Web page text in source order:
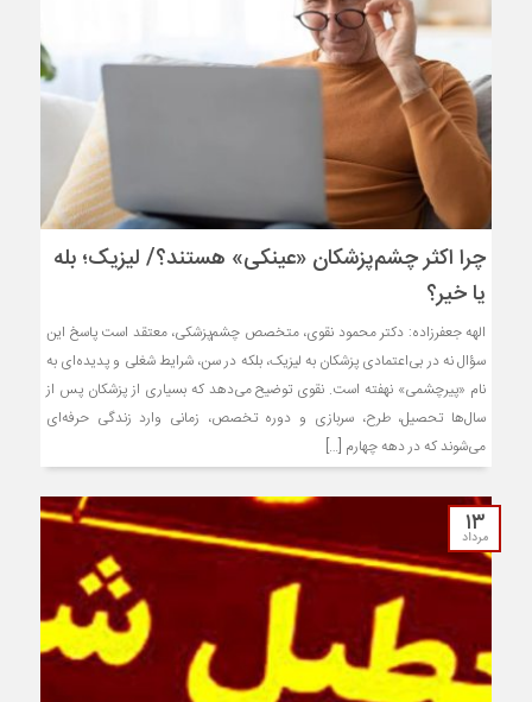
چرا اکثر چشم‌پزشکان «عینکی» هستند؟/ لیزیک؛ بله
یا خیر؟
الهه جعفرزاده: دکتر محمود نقوی، متخصص چشم‌پزشکی، معتقد است پاسخ این
سؤال نه در بی‌اعتمادی پزشکان به لیزیک، بلکه در سن، شرایط شغلی و پدیده‌ای به
نام «پیرچشمی» نهفته است. نقوی توضیح می‌دهد که بسیاری از پزشکان پس از
سال‌ها تحصیل، طرح، سربازی و دوره تخصص، زمانی وارد زندگی حرفه‌ای
می‌شوند که در دهه چهارم […]
۱۳
مرداد